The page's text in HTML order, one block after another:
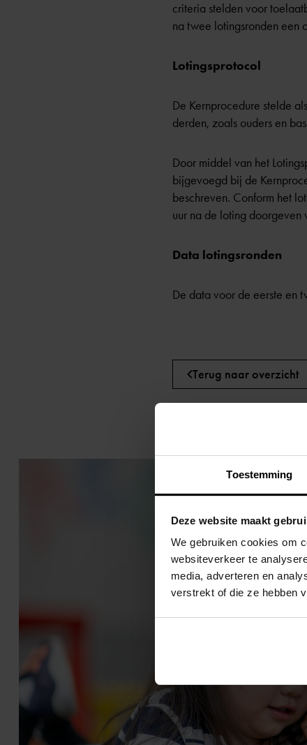
Toestemming
Deze website maakt
We gebruiken cookies om
websiteverkeer te
media, adverteren en
verstrekt of die ze hebben
criteria stelden voor
na twee lotingsronden een
Lotingsprotocol
De Kernprocedure stelde
derden, zoals ouders en
Door middel van het
bijgevoegd bij de
beschreven. Conform het
uur na de loting doorgeven
Data lotingsronden
De data voor de eerste en
Terug naar overzicht